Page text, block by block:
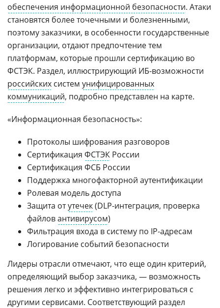
обеспечения информационной безопасности. Атаки
становятся более точечными и болезненными,
поэтому заказчики, в особенности государственные
организации, отдают предпочтение тем
платформам, которые прошли сертификацию во
ФСТЭК. Раздел, иллюстрирующий ИБ-возможности
российских систем унифицированных
коммуникаций, подробно представлен на карте.
«Информационная безопасность»:
Протоколы шифрования разговоров
Сертификация ФСТЭК России
Сертификация ФСБ России
Поддержка многофакторной аутентификации
Ролевая модель доступа
Защита отутечек(DLP-интеграция, проверка
файловантивирусом)
Фильтрация входа в систему по IP-адресам
Логирование событий безопасности
Лидеры отрасли отмечают, что еще один критерий,
определяющий выбор заказчика, — возможность
решения легко и эффективно интегрироваться с
другими сервисами. Соответствующий раздел